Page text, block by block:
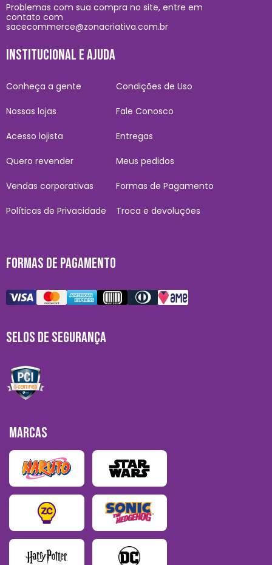
Problemas com sua compra no site, entre em
contato com
sacecommerce@zonacriativa.com.br
INSTITUCIONAL E AJUDA
Conheça a gente
Nossas lojas
Acesso lojista
Quero revender
Vendas corporativas
Políticas de Privacidade
Condições de Uso
Fale Conosco
Entregas
Meus pedidos
Formas de Pagamento
Troca e devoluções
FORMAS DE PAGAMENTO
SELOS DE SEGURANÇA
MARCAS